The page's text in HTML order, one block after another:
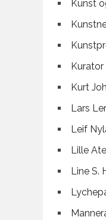
Kunst
Kurator
Kurt
Lars
Leif
Lille
Line S.